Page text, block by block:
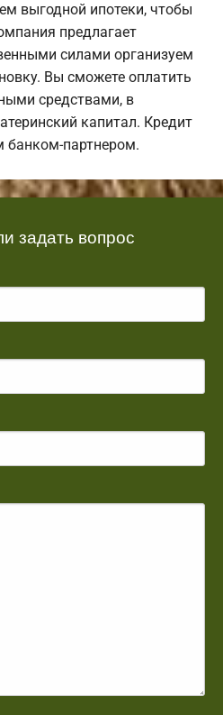
выгодной ипотеки, чтобы
предлагает
силами организуем
Вы сможете оплатить
средствами, в
капитал. Кредит
банком-партнером.
задать вопрос